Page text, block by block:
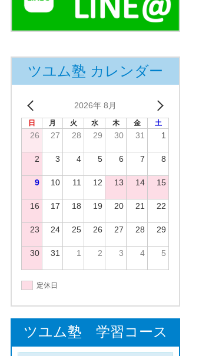
ツユム塾 カレンダー
2026年 8月
日 月 火 水 木 金 土
26 27 28 29 30 31 1
2 3 4 5 6 7 8
9 10 11 12 13 14 15
16 17 18 19 20 21 22
23 24 25 26 27 28 29
30 31 1 2 3 4 5
定休日
ツユム塾 学習コース